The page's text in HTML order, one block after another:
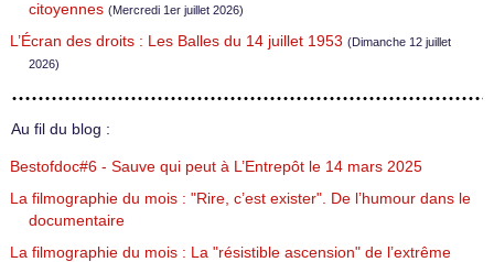
citoyennes (Mercredi 1er juillet 2026)
L’Écran des droits : Les Balles du 14 juillet 1953 (Dimanche 12 juillet
2026)
Au fil du blog :
Bestofdoc#6 - Sauve qui peut à L’Entrepôt le 14 mars 2025
La filmographie du mois : "Rire, c’est exister". De l’humour dans le
documentaire
La filmographie du mois : La "résistible ascension" de l’extrême